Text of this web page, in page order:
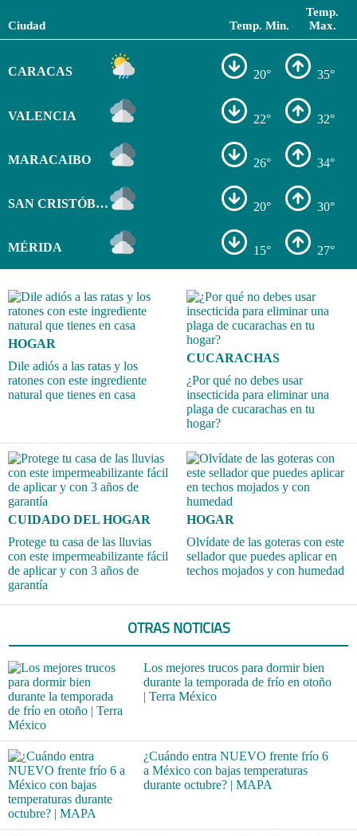
Ciudad Temp. Min.
Temp.
Max.
CARACAS 20° 35°
VALENCIA 22° 32°
MARACAIBO 26° 34°
SAN CRISTÓBAL 20° 30°
MÉRIDA 15° 27°
HOGAR
Dile adiós a las ratas y los
ratones con este ingrediente
natural que tienes en casa
CUCARACHAS
¿Por qué no debes usar
insecticida para eliminar una
plaga de cucarachas en tu
hogar?
CUIDADO DEL HOGAR
Protege tu casa de las lluvias
con este impermeabilizante fácil
de aplicar y con 3 años de
garantía
HOGAR
Olvídate de las goteras con este
sellador que puedes aplicar en
techos mojados y con humedad
OTRAS NOTICIAS
Los mejores trucos para dormir bien
durante la temporada de frío en otoño
| Terra México
¿Cuándo entra NUEVO frente frío 6
a México con bajas temperaturas
durante octubre? | MAPA